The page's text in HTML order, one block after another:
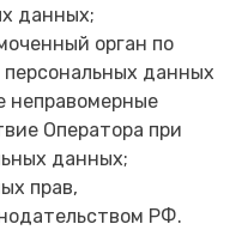
данных;
орган по
данных
неправомерные
Оператора при
данных;
прав,
РФ.